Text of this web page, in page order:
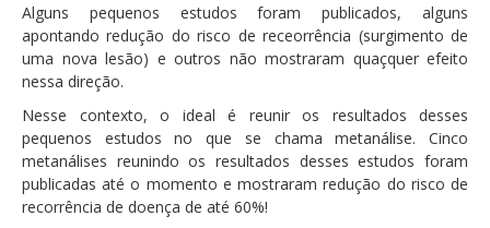
Alguns pequenos estudos foram publicados, alguns
apontando redução do risco de receorrência (surgimento de
uma nova lesão) e outros não mostraram quaçquer efeito
nessa direção.
Nesse contexto, o ideal é reunir os resultados desses
pequenos estudos no que se chama metanálise. Cinco
metanálises reunindo os resultados desses estudos foram
publicadas até o momento e mostraram redução do risco de
recorrência de doença de até 60%!